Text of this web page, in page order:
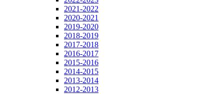
2021-2022
2020-2021
2019-2020
2018-2019
2017-2018
2016-2017
2015-2016
2014-2015
2013-2014
2012-2013